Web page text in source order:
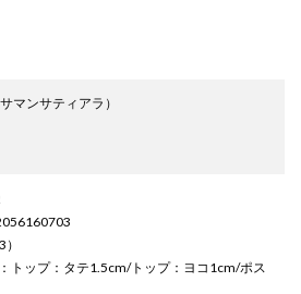
サマンサティアラ）
：トップ：タテ1.5cm/トップ：ヨコ1cm/ポス